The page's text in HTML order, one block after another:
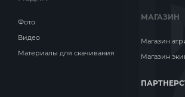
Фото
Видео
Материалы для скачивания
МАГАЗИН
Магазин
Магазин